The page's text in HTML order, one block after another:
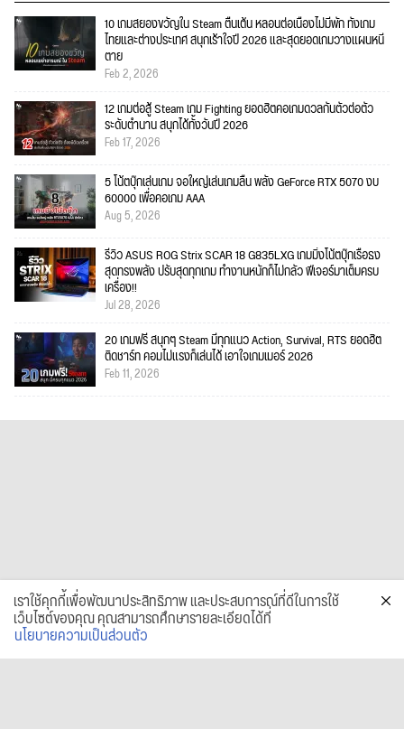
10 เกมสยองขวัญใน Steam ตื่นเต้น หลอนต่อเนื่องไม่มีพัก ทั้งเกม
ไทยและต่างประเทศ สนุกเร้าใจปี 2026 และสุดยอดเกมวางแผนหนี
ตาย
Feb 2, 2026
12 เกมต่อสู้ Steam เกม Fighting ยอดฮิตคอเกมดวลกันตัวต่อตัว
ระดับตำนาน สนุกได้ทั้งวันปี 2026
Feb 17, 2026
5 โน้ตบุ๊กเล่นเกม จอใหญ่เล่นเกมลื่น พลัง GeForce RTX 5070 งบ
60000 เพื่อคอเกม AAA
Aug 5, 2026
รีวิว ASUS ROG Strix SCAR 18 G835LXG เกมมิ่งโน้ตบุ๊กเรือธง
สุดทรงพลัง ปรับสุดทุกเกม ทำงานหนักก็ไม่กลัว ฟีเจอร์มาเต็มครบ
เครื่อง!!
Jul 28, 2026
20 เกมฟรี สนุกๆ Steam มีทุกแนว Action, Survival, RTS ยอดฮิต
ติดชาร์ท คอมไม่แรงก็เล่นได้ เอาใจเกมเมอร์ 2026
Feb 11, 2026
เราใช้คุกกี้เพื่อพัฒนาประสิทธิภาพ และประสบการณ์ที่ดีในการใช้
เว็บไซต์ของคุณ คุณสามารถศึกษารายละเอียดได้ที่
นโยบายความเป็นส่วนตัว